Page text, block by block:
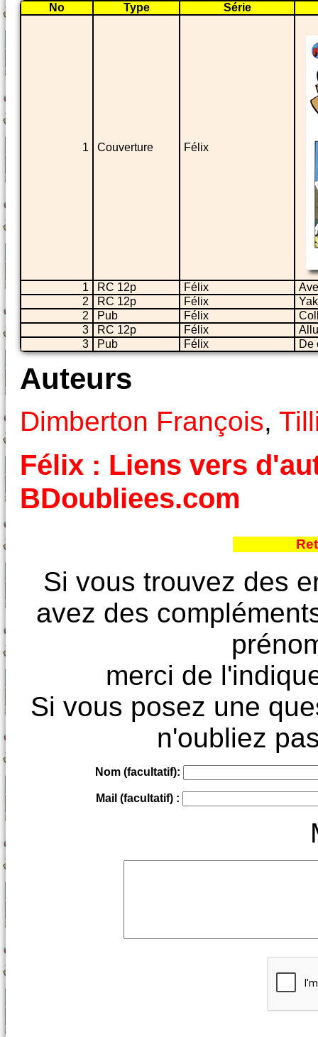
No Type Série
1 Couverture Félix
1 RC 12p Félix
2
RC 12p Félix
2
Pub Félix
3
RC 12p Félix
3
Pub Félix De
Auteurs
Dimberton François,
Félix : Liens vers
BDoubliees.com
Si vous trouvez des
avez des
merci de
Si vous posez une
n'oubliez
Nom (facultatif):
Mail (facultatif) :